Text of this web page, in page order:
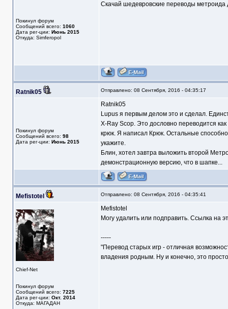
Покинул форум
Сообщений всего: 1060
Дата рег-ции: Июнь 2015
Откуда: Simferopol
Скачай шедевровские переводы метроида
Ratnik05 Отправлено: 08 Сентября, 2016 - 04:35:17
Покинул форум
Сообщений всего: 98
Дата рег-ции: Июнь 2015
Ratnik05
Lupus я первым делом это и сделал.
X-Ray Scop. Это дословно переводится
крюк. Я написал Крюк. Остальные
укажите.
Блин, хотел завтра выложить второй
демонстрационную версию, что в шапке...
Mefistotel Отправлено: 08 Сентября, 2016 - 04:35:41
Chief-Net
Покинул форум
Сообщений всего: 7225
Дата рег-ции: Окт. 2014
Откуда: МАГАДАН
Mefistotel
Могу удалить или подправить. Ссылка на
-----
"Перевод старых игр - отличная
владения родным. Ну и конечно, это